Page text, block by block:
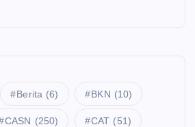
Berita (6) BKN (10)
CASN (250) CAT (51)